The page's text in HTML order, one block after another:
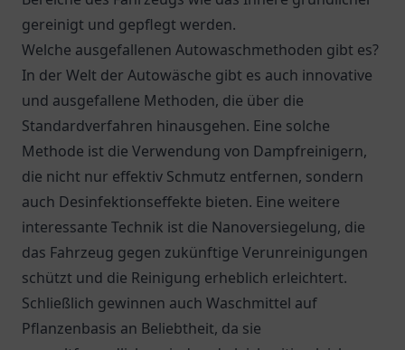
gereinigt und gepflegt werden.
Welche ausgefallenen Autowaschmethoden gibt es?
In der Welt der Autowäsche gibt es auch innovative
und ausgefallene Methoden, die über die
Standardverfahren hinausgehen. Eine solche
Methode ist die Verwendung von Dampfreinigern,
die nicht nur effektiv Schmutz entfernen, sondern
auch Desinfektionseffekte bieten. Eine weitere
interessante Technik ist die Nanoversiegelung, die
das Fahrzeug gegen zukünftige Verunreinigungen
schützt und die Reinigung erheblich erleichtert.
Schließlich gewinnen auch Waschmittel auf
Pflanzenbasis an Beliebtheit, da sie